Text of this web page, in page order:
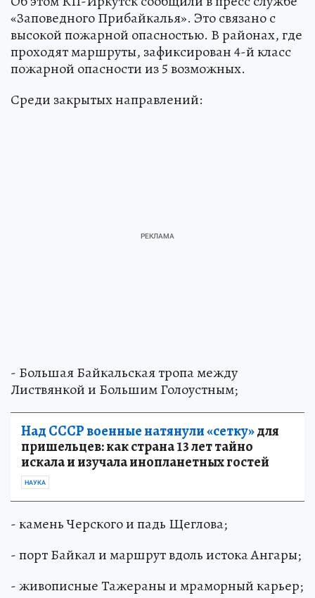
«Заповедного Прибайкалья». Это связано с
высокой пожарной опасностью. В районах, где
проходят маршруты, зафиксирован 4-й класс
пожарной опасности из 5 возможных.
Среди закрытых направлений:
- Большая Байкальская тропа между
Листвянкой и Большим Голоустным;
Над СССР военные натянули «сетку»для
пришельцев: как страна 13 лет тайно
искала и изучала инопланетных гостей
НАУКА
- камень Черского и падь Щеглова;
- порт Байкал и маршрут вдоль истока Ангары;
- живописные Тажераны и мраморный карьер;